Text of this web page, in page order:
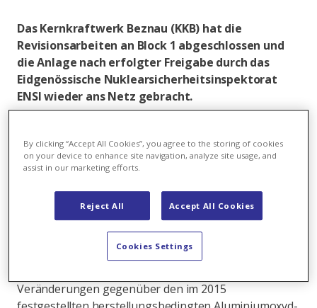
Das Kernkraftwerk Beznau (KKB) hat die
Revisionsarbeiten an Block 1 abgeschlossen und
die Anlage nach erfolgter Freigabe durch das
Eidgenössische Nuklearsicherheitsinspektorat
ENSI wieder ans Netz gebracht.
Instandhaltungsarbeiten, wiederkehrende Prüfungen
und Inspektionen sowie die Inbetriebnahme neuer
Systeme. Des Weiteren wurden, wie üblich, integrale
Systemtests durchgeführt. Von den insgesamt 121
Brennelementen wurden 16 ersetzt.
Auch wurde die vom ENSI 2018 verfügte
Kontrolluntersuchung am Reaktordruckbehälter
Veränderungen gegenüber den im 2015
By clicking “Accept All Cookies”, you agree to the storing of cookies
on your device to enhance site navigation, analyze site usage, and
assist in our marketing efforts.
Reject All Accept All Cookies
Cookies Settings